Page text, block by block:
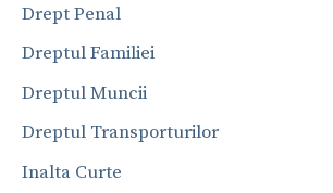
Drept Penal
Dreptul Familiei
Dreptul Muncii
Dreptul Transporturilor
Inalta Curte